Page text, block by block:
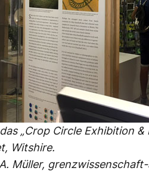
„Crop Circle Exhibition
Witshire.
Müller,